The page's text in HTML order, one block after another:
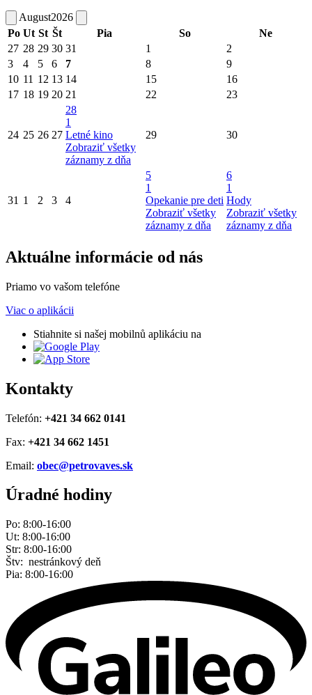
August2026
Po Ut St Št Pia So
Ne
27 28 29 30 31 1
2
3
4 5 6 7 8
9
10 11 12 13 14 15
16
17 18 19 20 21 22 23
24 25 26 27
28
1
Letné kino
Zobraziť všetky
záznamy z dňa
29 30
31 1 2 3 4
5
1
Opekanie pre deti
Zobraziť všetky
záznamy z dňa
6
1
Hody
Zobraziť všetky
záznamy z dňa
Aktuálne informácie od nás
Priamo vo vašom telefóne
Viac o aplikácii
Stiahnite si našej mobilnů aplikáciu na
Kontakty
Telefón: +421 34 662 0141
Fax: +421 34 662 1451
Email: obec@petrovaves.sk
Úradné hodiny
Po: 8:00-16:00
Ut: 8:00-16:00
Str: 8:00-16:00
Štv: nestránkový deň
Pia: 8:00-16:00